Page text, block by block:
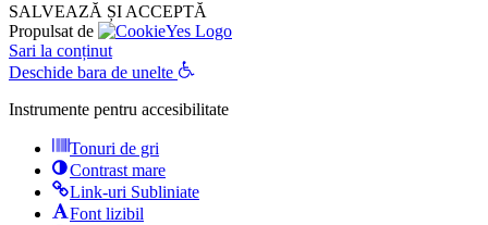
SALVEAZĂ ȘI ACCEPTĂ
Propulsat de
Sari la conținut
Deschide bara de unelte
Instrumente pentru accesibilitate
Tonuri de gri
Contrast mare
Link-uri Subliniate
Font lizibil